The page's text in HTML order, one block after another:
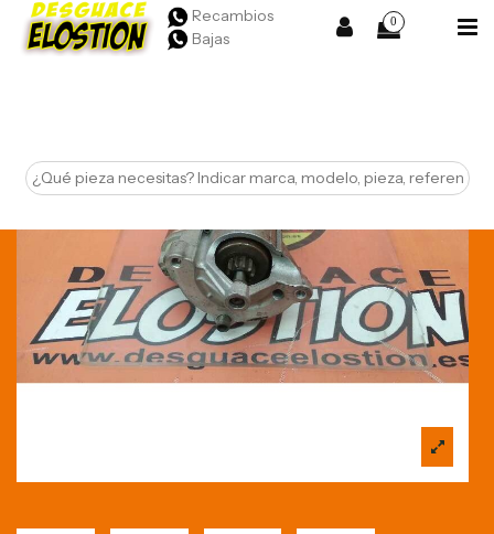
Recambios
Bajas
0